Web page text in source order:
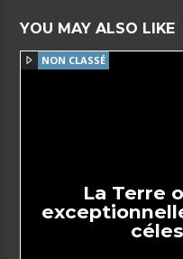
YOU MAY ALSO LIKE
NON CLASSÉ
La Terre